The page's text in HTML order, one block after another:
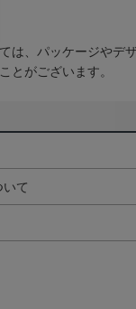
は、パッケージやデ
とがございます。
て